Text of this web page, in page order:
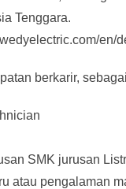
Tenggara.
en/
berkarir,
SMK jurusan
atau pengalaman